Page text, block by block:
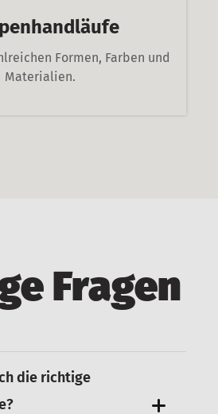
Formen, Farben und
Materialien.
Fragen
die richtige